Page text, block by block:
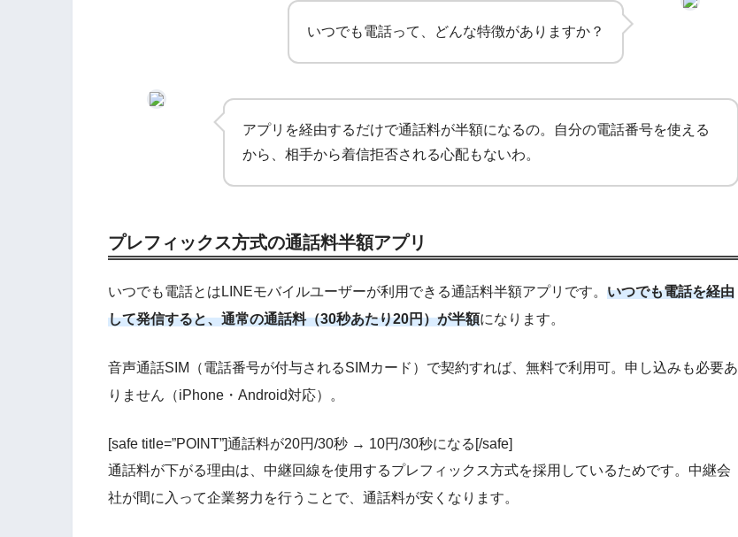
いつでも電話って、どんな特徴がありますか？
アプリを経由するだけで通話料が半額になるの。自分の電話番号を使える
から、相手から着信拒否される心配もないわ。
プレフィックス方式の通話料半額アプリ
いつでも電話とはLINEモバイルユーザーが利用できる通話料半額アプリです。 いつでも電話を経由
して発信すると、通常の通話料（30秒あたり20円）が半額になります。
音声通話SIM（電話番号が付与されるSIMカード）で契約すれば、無料で利用可。申し込みも必要あ
りません（iPhone・Android対応）。
[safe title=”POINT”]通話料が20円/30秒 → 10円/30秒になる[/safe]
通話料が下がる理由は、 中継回線を使用するプレフィックス方式を採用しているためです。中継会
社が間に入って企業努力を行うことで、通話料が安くなります。